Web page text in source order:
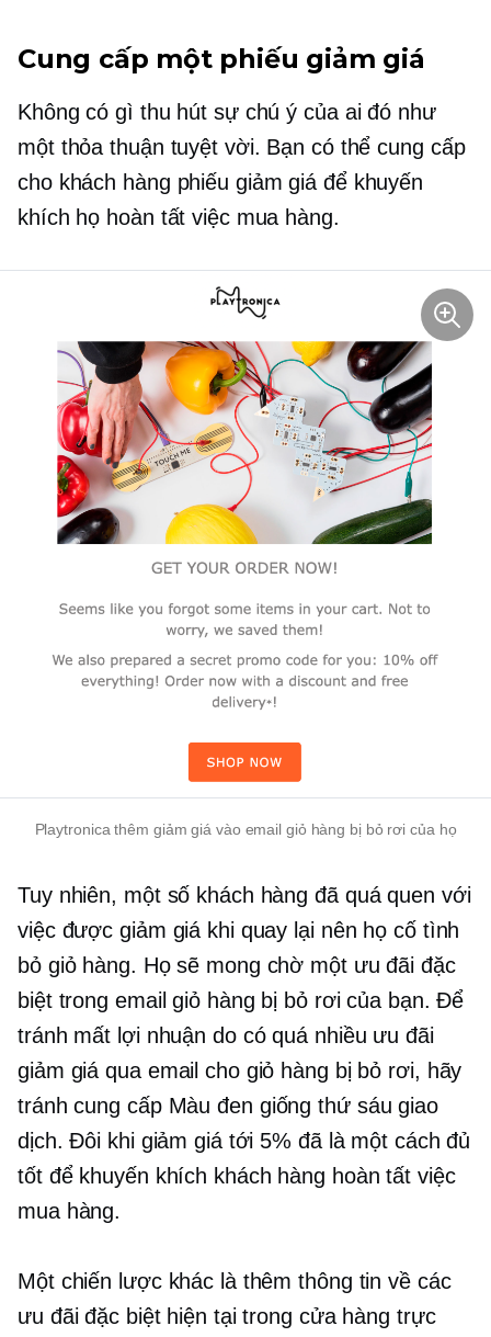
Cung cấp một phiếu giảm giá
Không có gì thu hút sự chú ý của ai đó như
một thỏa thuận tuyệt vời. Bạn có thể cung cấp
cho khách hàng phiếu giảm giá để khuyến
khích họ hoàn tất việc mua hàng.
Playtronica thêm giảm giá vào email giỏ hàng bị bỏ rơi của họ
Tuy nhiên, một số khách hàng đã quá quen với
việc được giảm giá khi quay lại nên họ cố tình
bỏ giỏ hàng. Họ sẽ mong chờ một ưu đãi đặc
biệt trong email giỏ hàng bị bỏ rơi của bạn. Để
tránh mất lợi nhuận do có quá nhiều ưu đãi
giảm giá qua email cho giỏ hàng bị bỏ rơi, hãy
tránh cung cấp Màu đen giống thứ sáu giao
dịch. Đôi khi giảm giá tới 5% đã là một cách đủ
tốt để khuyến khích khách hàng hoàn tất việc
mua hàng.
Một chiến lược khác là thêm thông tin về các
ưu đãi đặc biệt hiện tại trong cửa hàng trực